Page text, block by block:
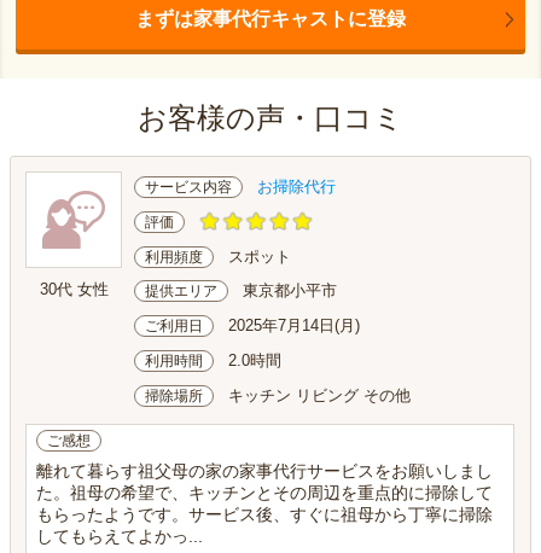
まずは家事代行キャストに登録
お客様の声・口コミ
30代 女性
サービス内容 お掃除代行
評価
利用頻度 スポット
提供エリア 東京都小平市
ご利用日 2025年7月14日(月)
利用時間 2.0時間
掃除場所 キッチン リビング その他
ご感想
離れて暮らす祖父母の家の家事代行サービスをお願いしまし
た。祖母の希望で、キッチンとその周辺を重点的に掃除して
もらったようです。サービス後、すぐに祖母から丁寧に掃除
してもらえてよかっ...